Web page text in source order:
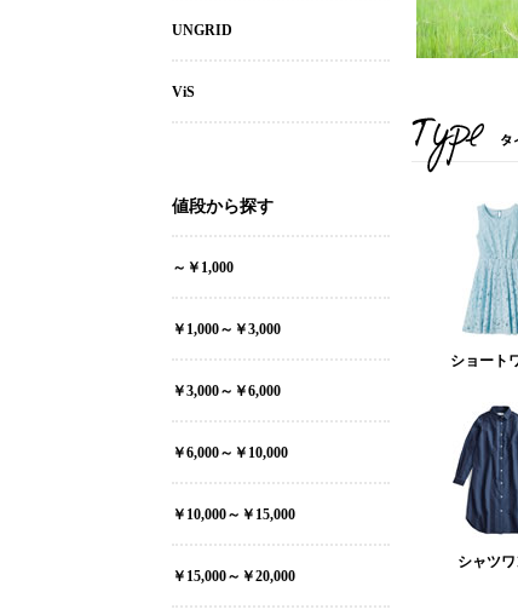
UNGRID
ViS
値段から探す
～￥1,000
￥1,000～￥3,000
￥3,000～￥6,000
￥6,000～￥10,000
￥10,000～￥15,000
￥15,000～￥20,000
ショート
シャツ